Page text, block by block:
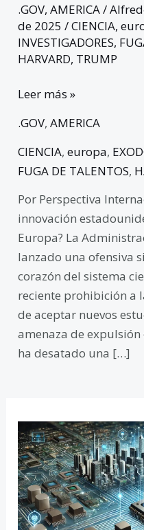
.GOV,AMERICA/
de 2025/CIENCIA,
INVESTIGADORES,
HARVARD, TRUMP
Leer más »
.GOV,AMERICA
CIENCIA,europa,
FUGA DE TALENTOS,
Por Perspectiva
innovación
Europa? La
lanzado una ofensiva
corazón del sistema
reciente prohibición a
de aceptar nuevos
amenaza de
ha desatado una […]